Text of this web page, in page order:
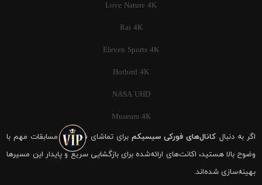
Love Nature 4K
Rai 4K
Eleven Sports 4K
Hotbird 4K
NASA UHD
Museum 4K
اگر به دنبال کانال‌های فورکی سیسیکمبرای تماشای فوتبال و مسابقات مهم با
وضوح بالا هستید، اکانت‌های ارائه‌شده برای بازگشایی سریع و پایدار این مسیرها
بهینه‌سازی شده‌اند.